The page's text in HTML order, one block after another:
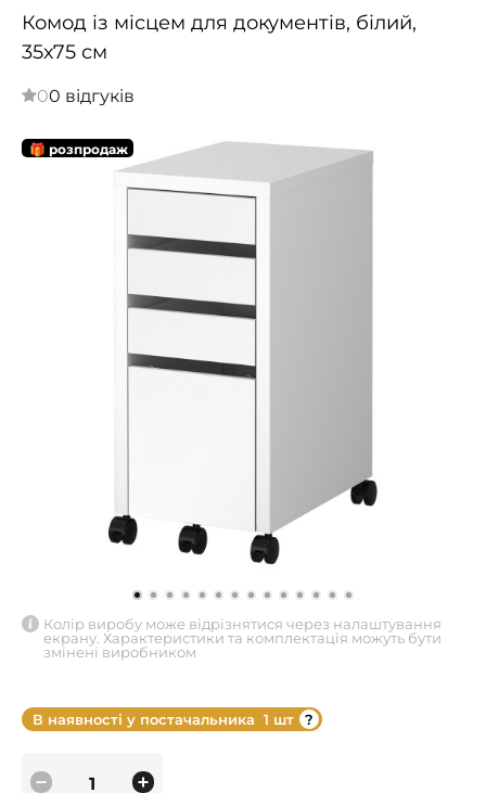
Комод із місцем для документів, білий,
35х75 см
00 відгуків
🎁 розпродаж
Колір виробу може відрізнятися через налаштування
екрану. Характеристики та комплектація можуть бути
змінені виробником
В наявності у постачальника 1 шт